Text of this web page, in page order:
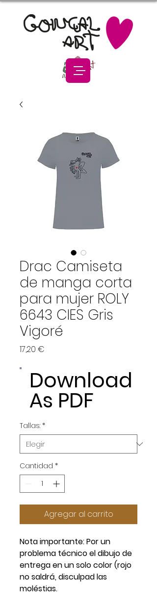
Drac Camiseta
de manga corta
para mujer ROLY
6643 CIES Gris
Vigoré
17,20 €
Download
As PDF
Tallas: *
Cantidad *
Agregar al carrito
Nota importante: Por un
problema técnico el dibujo de
entrega en un solo color (rojo
no saldrá, disculpad las
moléstias.